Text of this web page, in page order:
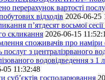
перерахунок вартості
відходів 2026-06-25
п’ятдесят восьмої
скликання 2026-06-15
споживачів про наміри
послуг з централізрваного
водовідведення з 1
05 11:32:48
суб’єктів господарювання